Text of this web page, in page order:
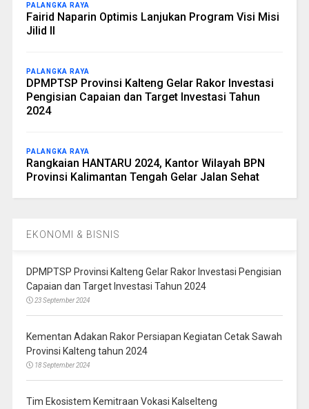
PALANGKA RAYA
Fairid Naparin Optimis Lanjukan Program Visi Misi
Jilid II
PALANGKA RAYA
DPMPTSP Provinsi Kalteng Gelar Rakor Investasi
Pengisian Capaian dan Target Investasi Tahun
2024
PALANGKA RAYA
Rangkaian HANTARU 2024, Kantor Wilayah BPN
Provinsi Kalimantan Tengah Gelar Jalan Sehat
EKONOMI & BISNIS
DPMPTSP Provinsi Kalteng Gelar Rakor Investasi Pengisian
Capaian dan Target Investasi Tahun 2024
23 September 2024
Kementan Adakan Rakor Persiapan Kegiatan Cetak Sawah
Provinsi Kalteng tahun 2024
18 September 2024
Tim Ekosistem Kemitraan Vokasi Kalselteng